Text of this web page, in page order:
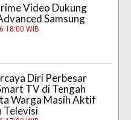
Video Dukung
Samsung
18:00 WIB
Diri Perbesar
TV di Tengah
Warga Masih Aktif
Televisi